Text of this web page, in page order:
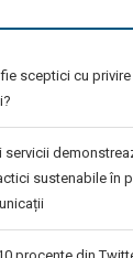
sceptici cu
servicii
sustenabile în